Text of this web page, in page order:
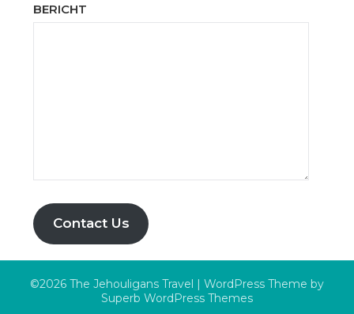
BERICHT
Contact Us
©2026 The Jehouligans Travel | WordPress Theme by
Superb WordPress Themes